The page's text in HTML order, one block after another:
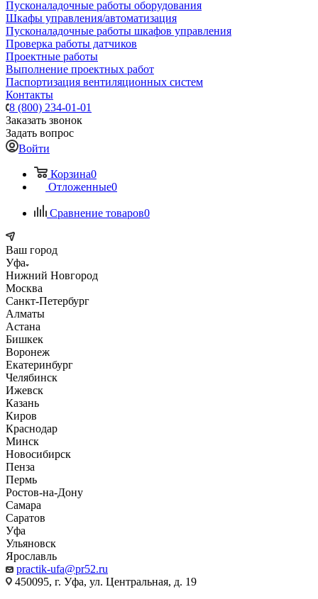
Пусконаладочные работы оборудования
Шкафы управления/автоматизация
Пусконаладочные работы шкафов управления
Проверка работы датчиков
Проектные работы
Выполнение проектных работ
Паспортизация вентиляционных систем
Контакты
8 (800) 234-01-01
Заказать звонок
Задать вопрос
Войти
Корзина0
Отложенные0
Сравнение товаров0
Ваш город
Уфа
Нижний Новгород
Москва
Санкт-Петербург
Алматы
Астана
Бишкек
Воронеж
Екатеринбург
Челябинск
Ижевск
Казань
Киров
Краснодар
Минск
Новосибирск
Пенза
Пермь
Ростов-на-Дону
Самара
Саратов
Уфа
Ульяновск
Ярославль
practik-ufa@pr52.ru
450095, г. Уфа, ул. Центральная, д. 19